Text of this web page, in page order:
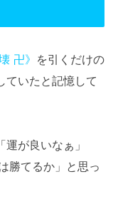
卍》 を引くだけの
ていたと記憶して
が良いなぁ」
勝てるか」と思っ